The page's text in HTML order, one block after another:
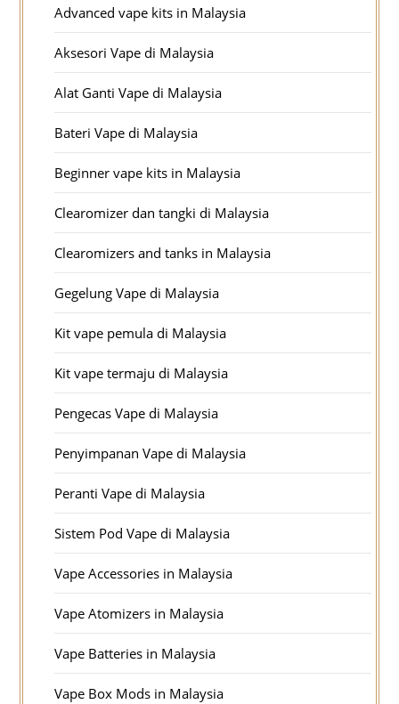
Advanced vape kits in Malaysia
Aksesori Vape di Malaysia
Alat Ganti Vape di Malaysia
Bateri Vape di Malaysia
Beginner vape kits in Malaysia
Clearomizer dan tangki di Malaysia
Clearomizers and tanks in Malaysia
Gegelung Vape di Malaysia
Kit vape pemula di Malaysia
Kit vape termaju di Malaysia
Pengecas Vape di Malaysia
Penyimpanan Vape di Malaysia
Peranti Vape di Malaysia
Sistem Pod Vape di Malaysia
Vape Accessories in Malaysia
Vape Atomizers in Malaysia
Vape Batteries in Malaysia
Vape Box Mods in Malaysia